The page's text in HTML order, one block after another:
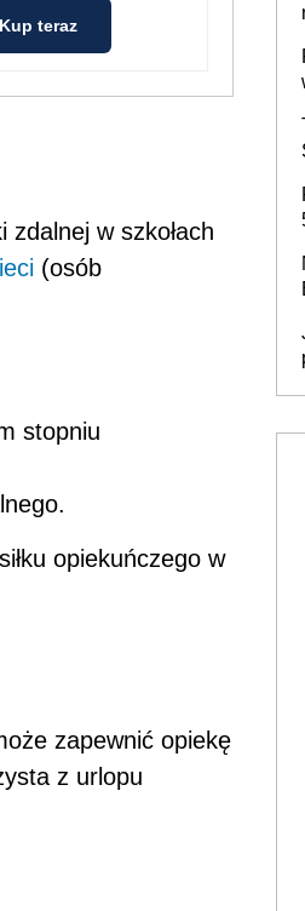
Kup teraz
w szkołach
(osób
stopniu
opiekuńczego w
zapewnić opiekę
z urlopu